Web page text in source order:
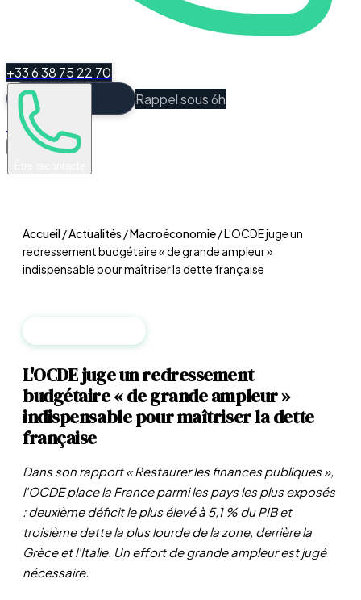
+33 6 38 75 22 70
Rappel sous 6h
Espace Client
Accueil/Actualités /Macroéconomie/L'OCDE juge un
redressement budgétaire « de grande ampleur »
indispensable pour maîtriser la dette française
L'OCDE juge un redressement
budgétaire « de grande ampleur »
indispensable pour maîtriser la dette
française
Dans son rapport « Restaurer les finances publiques »,
l'OCDE place la France parmi les pays les plus exposés
: deuxième déficit le plus élevé à 5,1 % du PIB et
troisième dette la plus lourde de la zone, derrière la
Grèce et l'Italie. Un effort de grande ampleur est jugé
nécessaire.